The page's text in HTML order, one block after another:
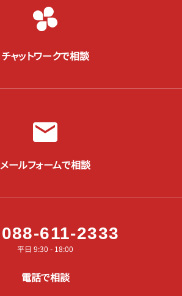
チャットワークで相談
メールフォームで相談
088-611-2333
平日 9:30 - 18:00
電話で相談